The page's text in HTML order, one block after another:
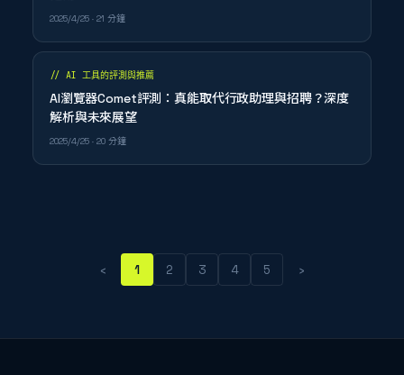
2025/4/25 · 21 分鐘
// AI 工具的評測與推薦
AI瀏覽器Comet評測：真能取代行政助理與招聘？深度
解析與未來展望
2025/4/25 · 20 分鐘
‹ 1 2 3 4 5 ›